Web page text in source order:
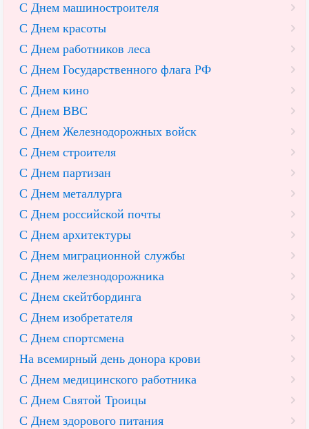
С Днем машиностроителя
С Днем красоты
С Днем работников леса
С Днем Государственного флага РФ
С Днем кино
С Днем ВВС
С Днем Железнодорожных войск
С Днем строителя
С Днем партизан
С Днем металлурга
С Днем российской почты
С Днем архитектуры
С Днем миграционной службы
С Днем железнодорожника
С Днем скейтбординга
С Днем изобретателя
С Днем спортсмена
На всемирный день донора крови
С Днем медицинского работника
С Днем Святой Троицы
С Днем здорового питания